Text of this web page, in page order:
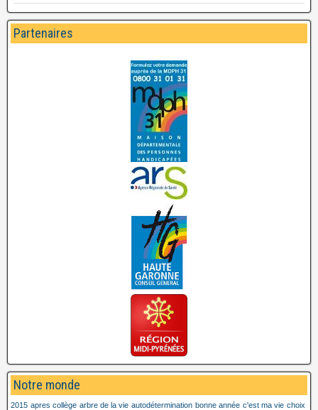
Partenaires
Notre monde
2015 apres collège arbre de la vie autodétermination bonne année c'est ma vie choix